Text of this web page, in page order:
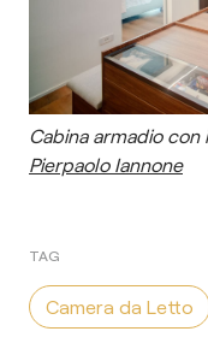
Cabina armadio
Pierpaolo Iannone
TAG
Camera da Letto